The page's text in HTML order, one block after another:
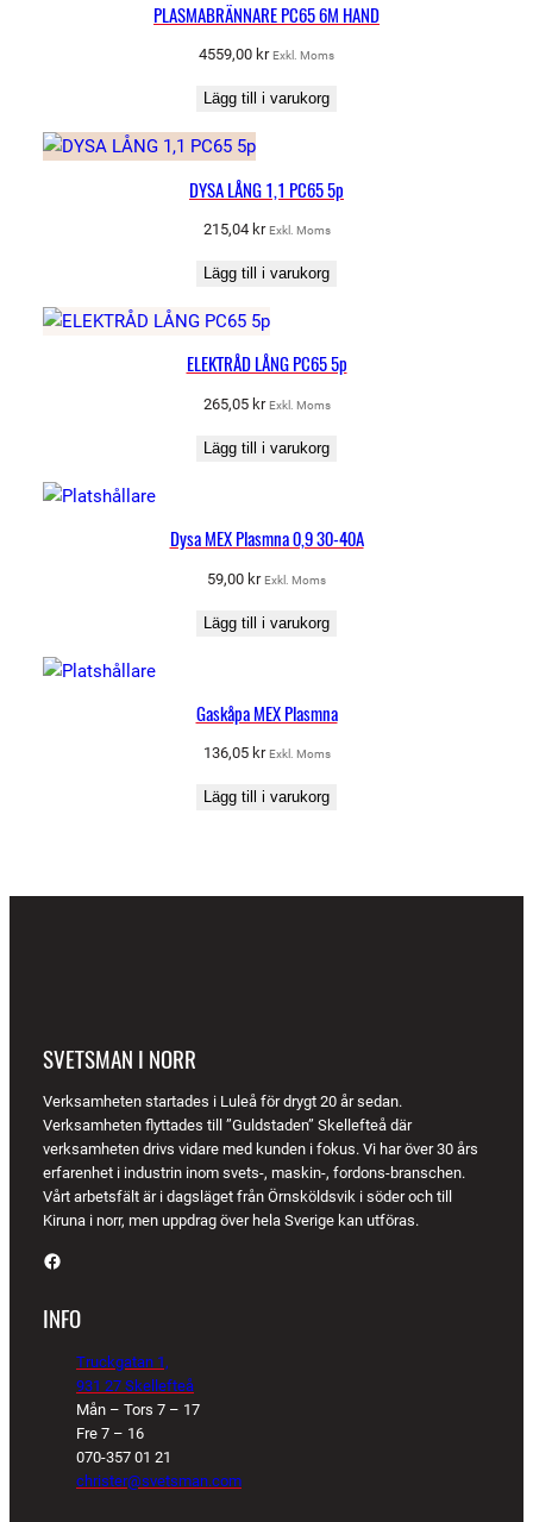
PLASMABRÄNNARE PC65 6M HAND
4559,00 kr Exkl. Moms
Lägg till i varukorg
DYSA LÅNG 1,1 PC65 5p
215,04 kr Exkl. Moms
Lägg till i varukorg
ELEKTRÅD LÅNG PC65 5p
265,05 kr Exkl. Moms
Lägg till i varukorg
Dysa MEX Plasmna 0,9 30-40A
59,00 kr Exkl. Moms
Lägg till i varukorg
Gaskåpa MEX Plasmna
136,05 kr Exkl. Moms
Lägg till i varukorg
SVETSMAN I NORR
Verksamheten startades i Luleå för drygt 20 år sedan.
Verksamheten flyttades till ”Guldstaden” Skellefteå där
verksamheten drivs vidare med kunden i fokus. Vi har över 30 års
erfarenhet i industrin inom svets-, maskin-, fordons-branschen.
Vårt arbetsfält är i dagsläget från Örnsköldsvik i söder och till
Kiruna i norr, men uppdrag över hela Sverige kan utföras.
Facebook
INFO
Truckgatan 1,
931 27 Skellefteå
Mån – Tors 7 – 17
Fre 7 – 16
070-357 01 21
christer@svetsman.com